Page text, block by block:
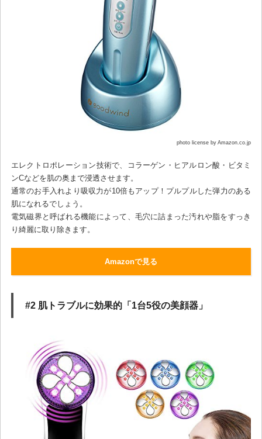
photo license by Amazon.co.jp
エレクトロポレーション技術で、コラーゲン・ヒアルロン酸・ビタミ
ンCなどを肌の奥まで浸透させます。
通常のお手入れより吸収力が10倍もアップ！プルプルした弾力のある
肌になれるでしょう。
電気磁界と呼ばれる機能によって、毛穴に詰まった汚れや脂をすっき
り綺麗に取り除きます。
Amazonで見る
#2 肌トラブルに効果的「1台5役の美顔器」